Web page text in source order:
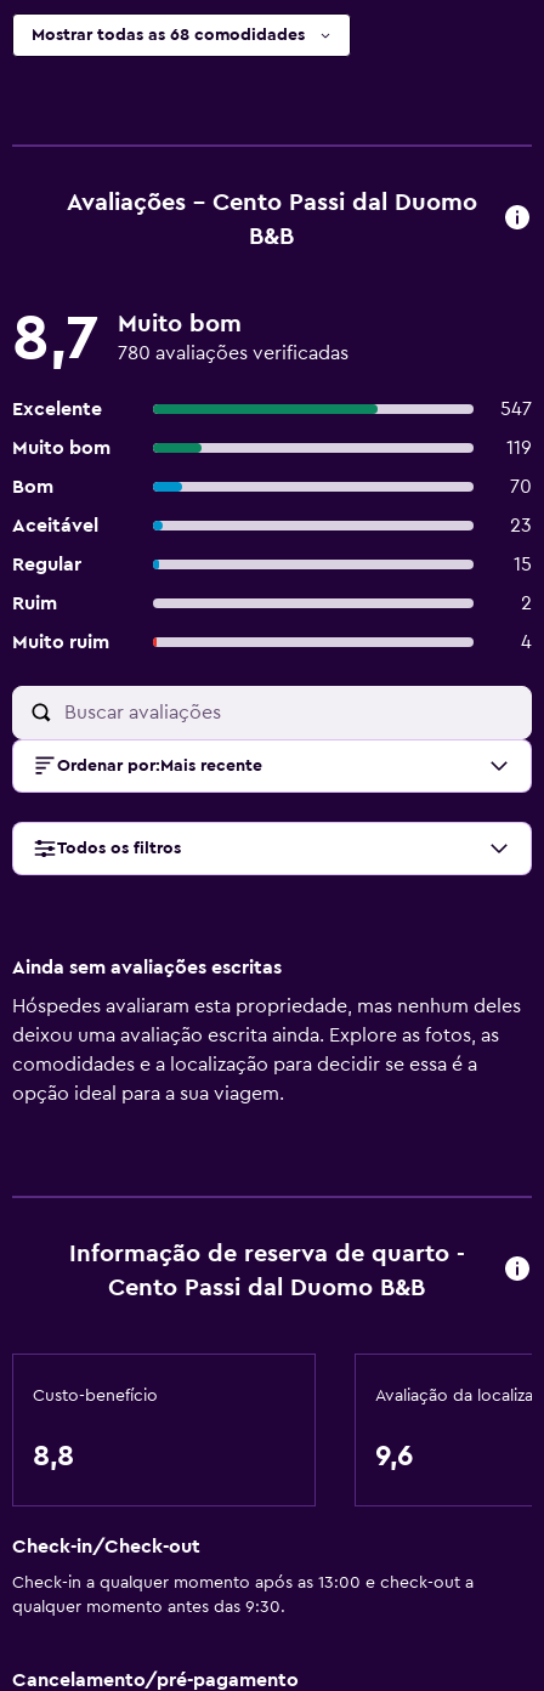
Mostrar todas as 68 comodidades
Avaliações - Cento Passi dal Duomo
B&B
8,7 Muito bom
780 avaliações verificadas
Excelente
547
Muito bom
119
Bom
70
Aceitável
23
Regular
15
Ruim
2
Muito ruim
4
Ordenar por: Mais recente
Todos os filtros
Ainda sem avaliações escritas
Hóspedes avaliaram esta propriedade, mas nenhum deles
deixou uma avaliação escrita ainda. Explore as fotos, as
comodidades e a localização para decidir se essa é a
opção ideal para a sua viagem.
Informação de reserva de quarto -
Cento Passi dal Duomo B&B
Custo-benefício
8,8
Avaliação da
9,6
Check-in/Check-out
Check-in a qualquer momento após as 13:00 e check-out a
qualquer momento antes das 9:30.
Cancelamento/pré-pagamento